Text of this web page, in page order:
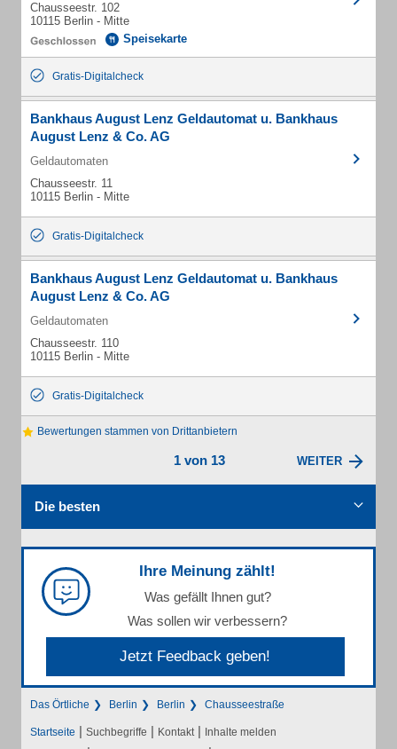
Chausseestr. 102
10115 Berlin - Mitte
Speisekarte
Gratis-Digitalcheck
Bankhaus August Lenz Geldautomat u. Bankhaus
August Lenz & Co. AG
Geldautomaten
Chausseestr. 11
10115 Berlin - Mitte
Gratis-Digitalcheck
Bankhaus August Lenz Geldautomat u. Bankhaus
August Lenz & Co. AG
Geldautomaten
Chausseestr. 110
10115 Berlin - Mitte
Gratis-Digitalcheck
Bewertungen stammen von Drittanbietern
1 von 13 WEITER
Die besten
Ihre Meinung zählt!
Was gefällt Ihnen gut?
Was sollen wir verbessern?
Jetzt Feedback geben!
Das Örtliche Berlin Berlin Chausseestraße
Startseite | Suchbegriffe | Kontakt | Inhalte melden